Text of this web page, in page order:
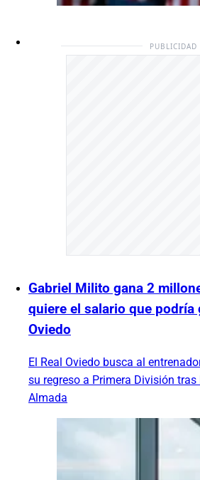
PUBLICIDAD
Gabriel Milito gana 2
quiere el salario que podría
Oviedo
El Real Oviedo busca al
su regreso a Primera División
Almada